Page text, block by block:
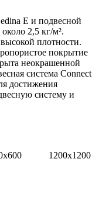
E и подвесной
2,5 кг/м².
плотности.
покрытие
неокрашенной
система Connect
достижения
систему и
1200х1200